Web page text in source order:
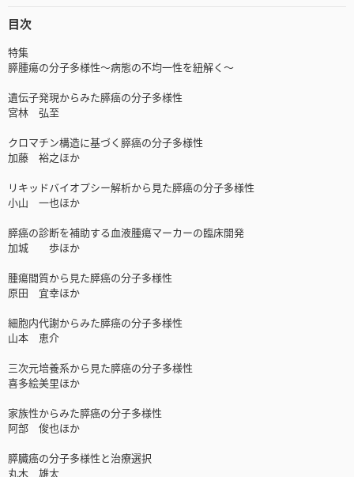
目次
特集
膵腫瘍の分子多様性～病態の不均一性を紐解く～
遺伝子発現からみた膵癌の分子多様性
宮林 弘至
クロマチン構造に基づく膵癌の分子多様性
加藤 裕之ほか
リキッドバイオプシー解析から見た膵癌の分子多様性
小山 一也ほか
膵癌の診断を補助する血液腫瘍マーカーの臨床開発
加城 歩ほか
腫瘍間質から見た膵癌の分子多様性
原田 宜幸ほか
細胞内代謝からみた膵癌の分子多様性
山本 恵介
三次元培養系から見た膵癌の分子多様性
喜多絵美里ほか
家族性からみた膵癌の分子多様性
阿部 俊也ほか
膵臓癌の分子多様性と治療選択
丸木 雄太